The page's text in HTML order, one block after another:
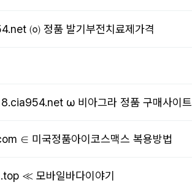
㈇ 정품 발기부전치료제가격
ω 비아그라 정품 구매사이트
∈ 미국정품아이코스맥스 복용방법
≪ 모바일바다이야기